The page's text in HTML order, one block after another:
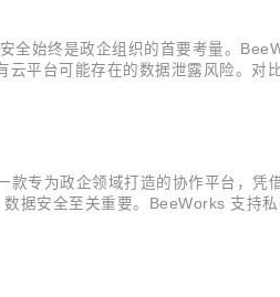
始终是政企组织的首要考量。
平台可能存在的数据泄露风险。
专为政企领域打造的协作平台，
安全至关重要。BeeWorks 支持